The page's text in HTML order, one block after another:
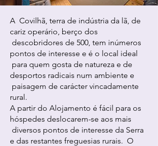
A Covilhã, terra de indústria da lã, de
cariz operário, berço dos
descobridores de 500, tem inúmeros
pontos de interesse e é o local ideal
para quem gosta de natureza e de
desportos radicais num ambiente e
paisagem de carácter vincadamente
rural.
A partir do Alojamento é fácil para os
hóspedes deslocarem-se aos mais
diversos pontos de interesse da Serra
e das restantes freguesias rurais. O